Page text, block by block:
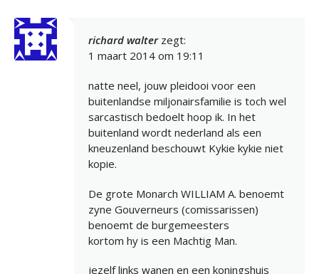
richard walter zegt:
1 maart 2014 om 19:11
natte neel, jouw pleidooi voor een
buitenlandse miljonairsfamilie is toch wel
sarcastisch bedoelt hoop ik. In het
buitenland wordt nederland als een
kneuzenland beschouwt Kykie kykie niet
kopie.
De grote Monarch WILLIAM A. benoemt
zyne Gouverneurs (comissarissen)
benoemt de burgemeesters
kortom hy is een Machtig Man.
jezelf links wanen en een koningshuis